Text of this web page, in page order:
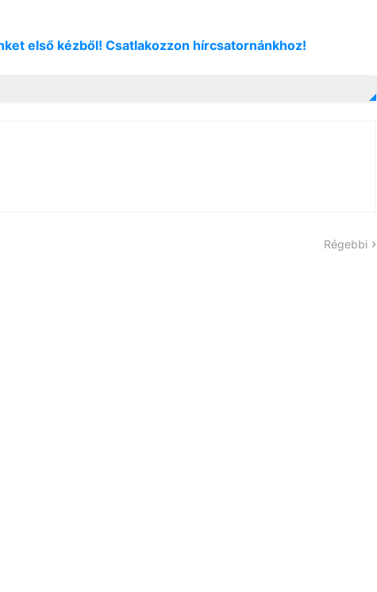
első kézből! Csatlakozzon hírcsatornánkhoz!
Régebbi